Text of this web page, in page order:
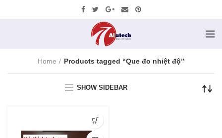
Home Products tagged “Que đo nhiệt độ”
SHOW SIDEBAR